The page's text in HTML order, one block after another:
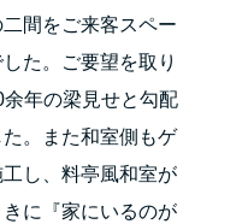
間をご来客スペー
た。ご要望を取り
年の梁見せと勾配
。また和室側もゲ
し、料亭風和室が
に『家にいるのが